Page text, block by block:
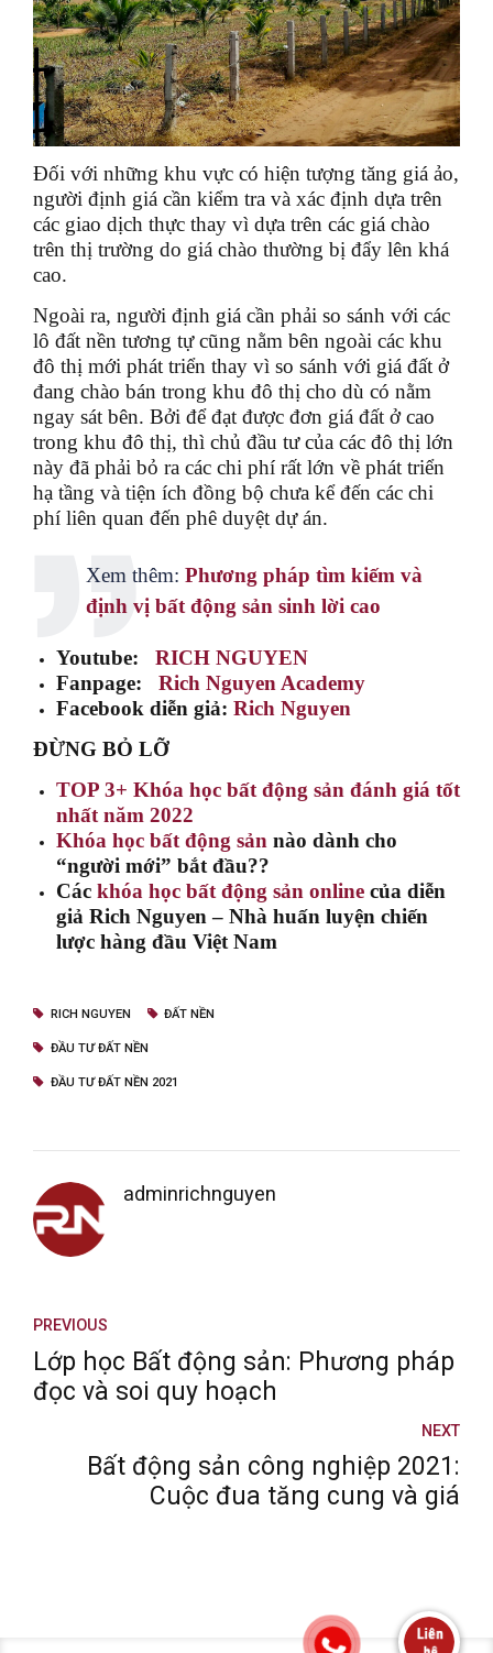
Đối với những khu vực có hiện tượng tăng giá ảo,
người định giá cần kiểm tra và xác định dựa trên
các giao dịch thực thay vì dựa trên các giá chào
trên thị trường do giá chào thường bị đẩy lên khá
cao.
Ngoài ra, người định giá cần phải so sánh với các
lô đất nền tương tự cũng nằm bên ngoài các khu
đô thị mới phát triển thay vì so sánh với giá đất ở
đang chào bán trong khu đô thị cho dù có nằm
ngay sát bên. Bởi để đạt được đơn giá đất ở cao
trong khu đô thị, thì chủ đầu tư của các đô thị lớn
này đã phải bỏ ra các chi phí rất lớn về phát triển
hạ tầng và tiện ích đồng bộ chưa kể đến các chi
phí liên quan đến phê duyệt dự án.
Xem thêm: Phương pháp tìm kiếm và
định vị bất động sản sinh lời cao
Youtube: RICH NGUYEN
Fanpage: Rich Nguyen Academy
Facebook diễn giả: Rich Nguyen
ĐỪNG BỎ LỠ
TOP 3+ Khóa học bất động sản đánh giá tốt
nhất năm 2022
Khóa học bất động sản nào dành cho
“người mới” bắt đầu??
Các khóa học bất động sản online của diễn
giả Rich Nguyen – Nhà huấn luyện chiến
lược hàng đầu Việt Nam
RICH NGUYEN ĐẤT NỀN
ĐẦU TƯ ĐẤT NỀN
ĐẦU TƯ ĐẤT NỀN 2021
adminrichnguyen
PREVIOUS
Lớp học Bất động sản: Phương pháp
đọc và soi quy hoạch
NEXT
Bất động sản công nghiệp 2021:
Cuộc đua tăng cung và giá